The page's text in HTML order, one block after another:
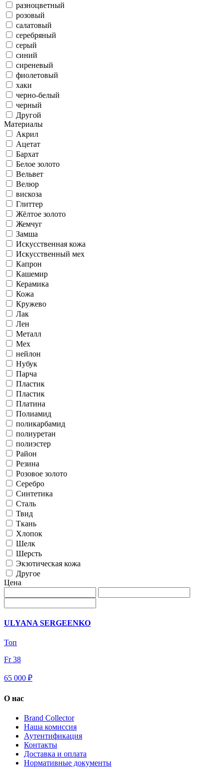
разноцветный
розовый
салатовый
серебряный
серый
синий
сиреневый
фиолетовый
хаки
черно-белый
черный
Другой
Материалы
Акрил
Ацетат
Бархат
Белое золото
Вельвет
Велюр
вискоза
Глиттер
Жёлтое золото
Жемчуг
Замша
Искусственная кожа
Искусственный мех
Капрон
Кашемир
Керамика
Кожа
Кружево
Лак
Лен
Металл
Мех
нейлон
Нубук
Парча
Пластик
Пластик
Платина
Полиамид
поликарбамид
полиуретан
полиэстер
Район
Резина
Розовое золото
Серебро
Синтетика
Сталь
Твид
Ткань
Хлопок
Шелк
Шерсть
Экзотическая кожа
Другое
Цена
ULYANA SERGEENKO
Топ
Fr 38
65 000 ₽
О нас
Brand Collector
Наша комиссия
Аутентификация
Контакты
Доставка и оплата
Нормативные документы